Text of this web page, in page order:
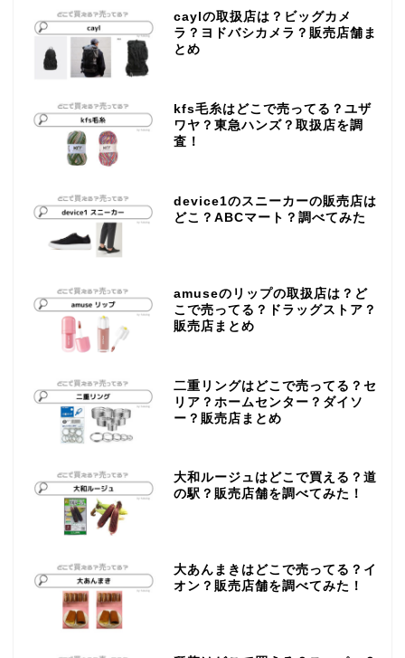
caylの取扱店は？ビッグカメ
ラ？ヨドバシカメラ？販売店舗ま
とめ
kfs毛糸はどこで売ってる？ユザ
ワヤ？東急ハンズ？取扱店を調
査！
device1のスニーカーの販売店は
どこ？ABCマート？調べてみた
amuseのリップの取扱店は？ど
こで売ってる？ドラッグストア？
販売店まとめ
二重リングはどこで売ってる？セ
リア？ホームセンター？ダイソ
ー？販売店まとめ
大和ルージュはどこで買える？道
の駅？販売店舗を調べてみた！
大あんまきはどこで売ってる？イ
オン？販売店舗を調べてみた！